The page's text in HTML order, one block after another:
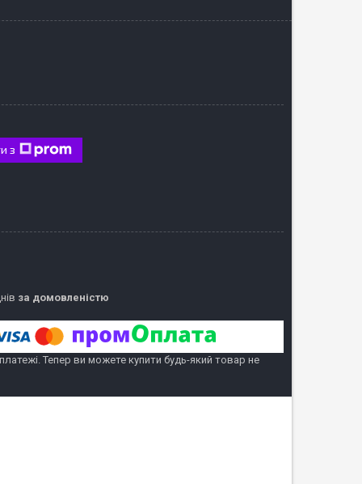
з
за домовленістю
Тепер ви можете купити будь-який товар не